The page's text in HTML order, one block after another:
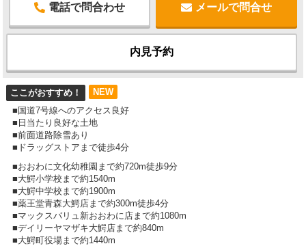
電話で問合わせ メールで問合せ
内見予約
ここがおすすめ！
NEW
■国道7号線へのアクセス良好
■日当たり良好な土地
■前面道路除雪あり
■ドラッグストアまで徒歩4分
■おおわに文化幼稚園まで約720m徒歩9分
■大鰐小学校まで約1540m
■大鰐中学校まで約1900m
■薬王堂青森大鰐店まで約300m徒歩4分
■マックスバリュ新おおわに店まで約1080m
■デイリーヤマザキ大鰐店まで約840m
■大鰐町役場まで約1440m